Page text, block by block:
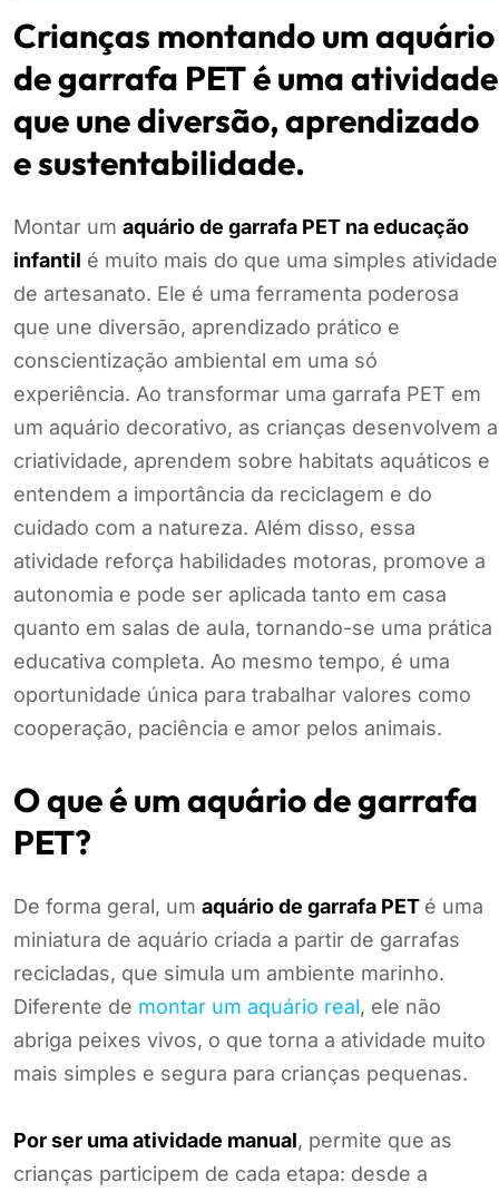
Crianças montando um aquário
de garrafa PET é uma atividade
que une diversão, aprendizado
e sustentabilidade.
Montar um aquário de garrafa PET na educação
infantil é muito mais do que uma simples atividade
de artesanato. Ele é uma ferramenta poderosa
que une diversão, aprendizado prático e
conscientização ambiental em uma só
experiência. Ao transformar uma garrafa PET em
um aquário decorativo, as crianças desenvolvem a
criatividade, aprendem sobre habitats aquáticos e
entendem a importância da reciclagem e do
cuidado com a natureza. Além disso, essa
atividade reforça habilidades motoras, promove a
autonomia e pode ser aplicada tanto em casa
quanto em salas de aula, tornando-se uma prática
educativa completa. Ao mesmo tempo, é uma
oportunidade única para trabalhar valores como
cooperação, paciência e amor pelos animais.
O que é um aquário de garrafa
PET?
De forma geral, um aquário de garrafa PET é uma
miniatura de aquário criada a partir de garrafas
recicladas, que simula um ambiente marinho.
Diferente de montar um aquário real, ele não
abriga peixes vivos, o que torna a atividade muito
mais simples e segura para crianças pequenas.
Por ser uma atividade manual, permite que as
crianças participem de cada etapa: desde a